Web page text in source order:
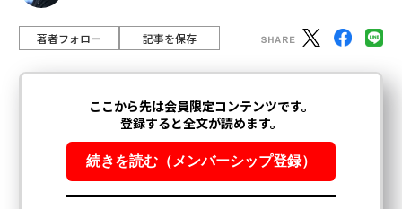
著者フォロー 記事を保存